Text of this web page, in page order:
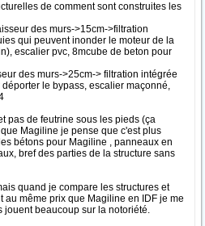
de comment sont construites les
des murs->15cm->filtration
qui peuvent inonder le moteur de la
escalier pvc, 8mcube de beton pour
des murs->25cm-> filtration intégrée
le bypass, escalier maçonné,
pas de feutrine sous les pieds (ça
Magiline je pense que c'est plus
bétons pour Magiline , panneaux en
bref des parties de la structure sans
quand je compare les structures et
au même prix que Magiline en IDF je me
jouent beaucoup sur la notoriété.